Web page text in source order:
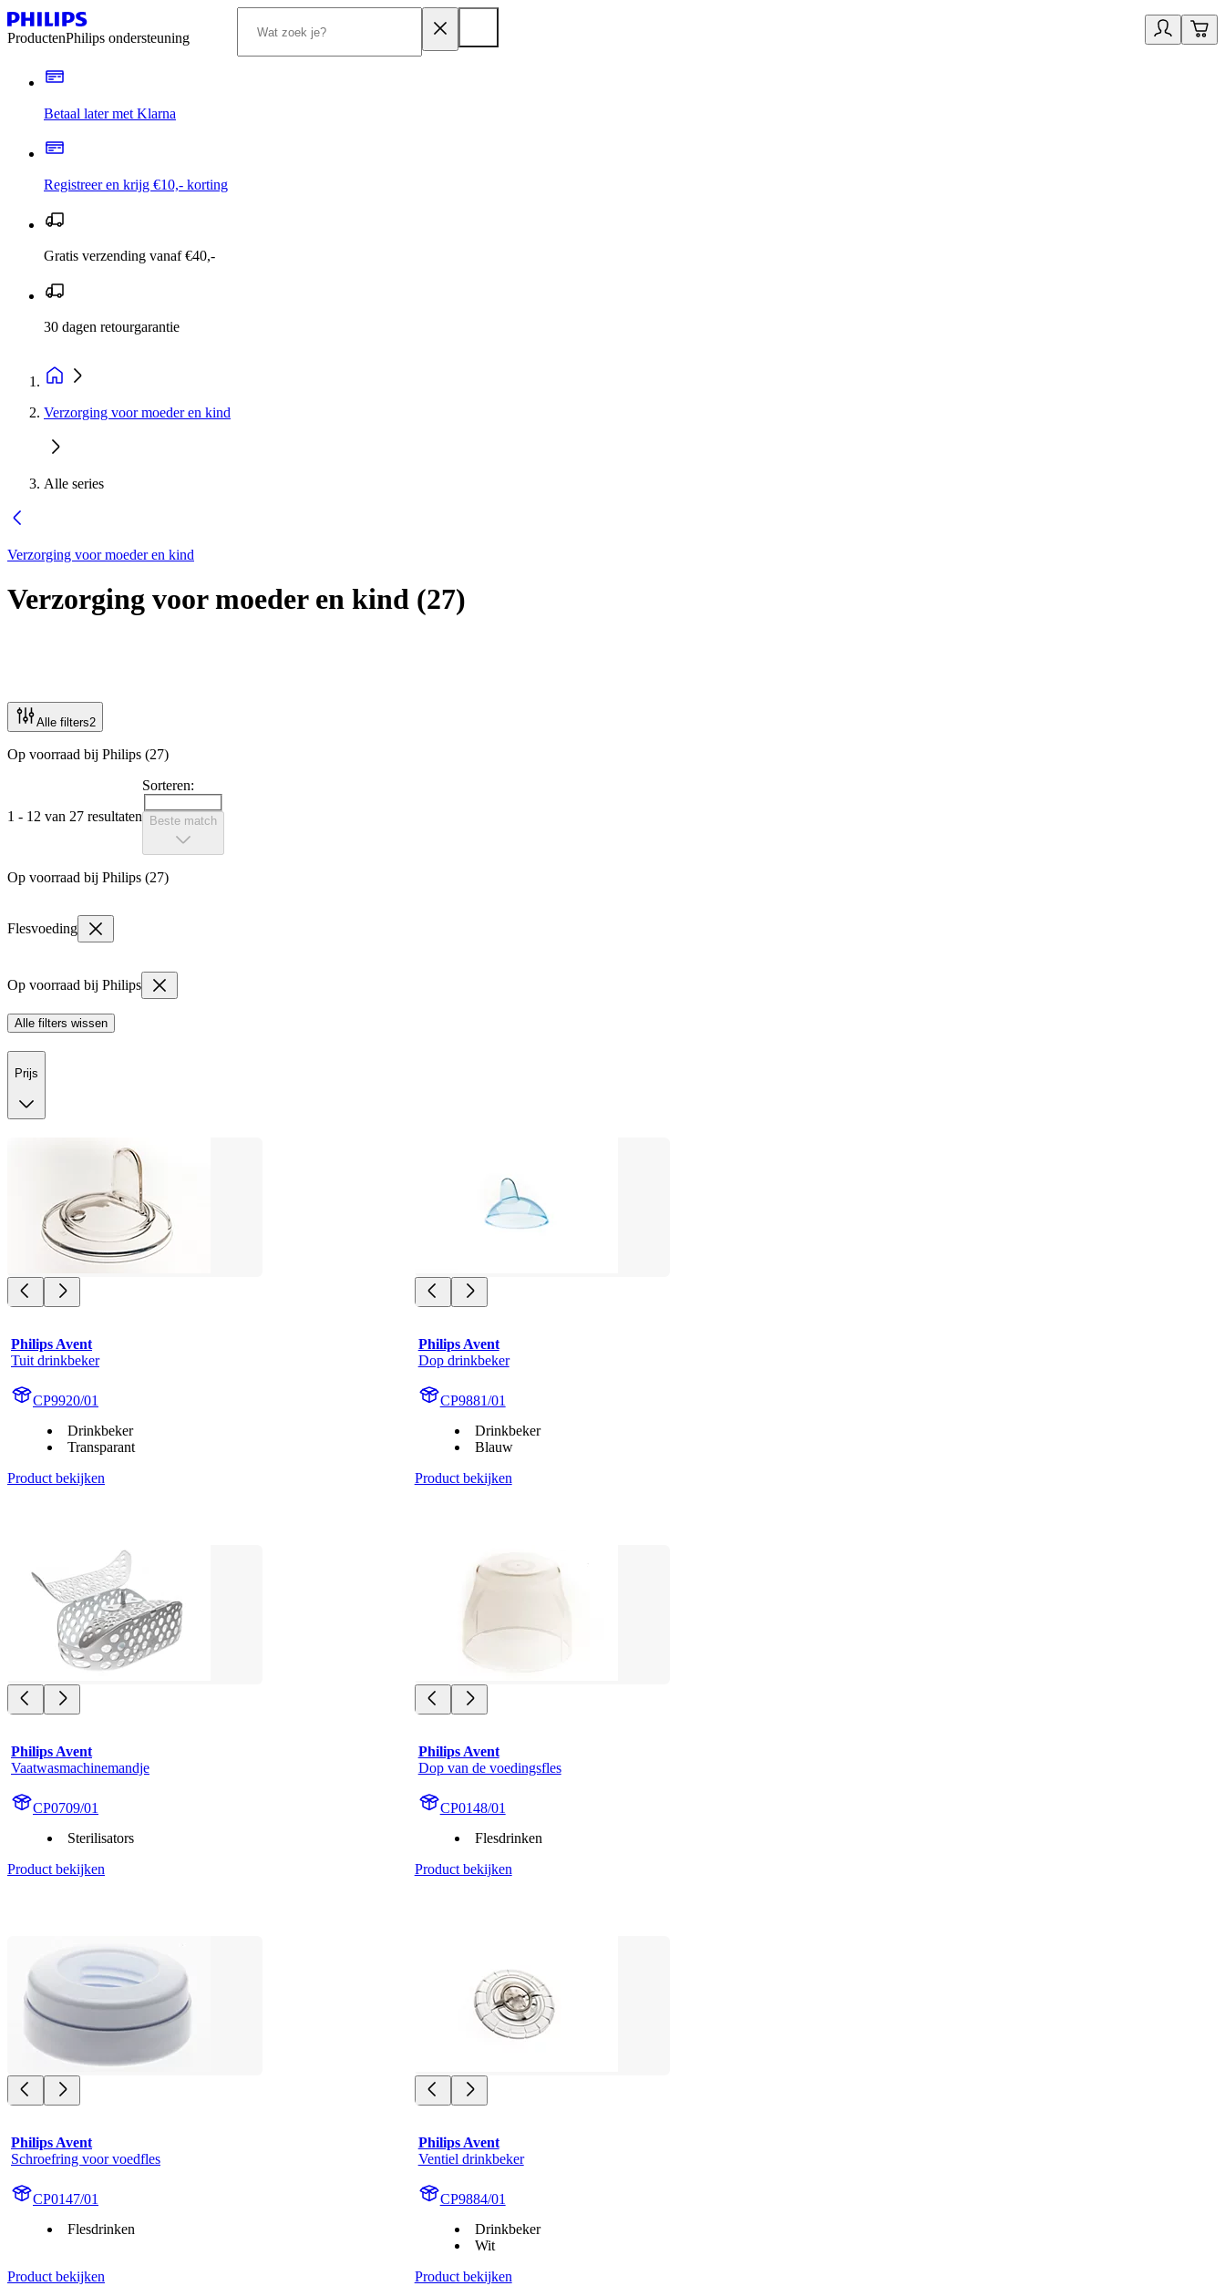
ProductenPhilips ondersteuning
Betaal later met Klarna
Registreer en krijg €10,- korting
Gratis verzending vanaf €40,-
30 dagen retourgarantie
Verzorging voor moeder en kind
Alle series
Verzorging voor moeder en kind
Verzorging voor moeder en kind (27)
Alle filters2
Op voorraad bij Philips (27)
1 - 12 van 27 resultaten
Sorteren:
Beste match
Op voorraad bij Philips (27)
Flesvoeding
Op voorraad bij Philips
Alle filters wissen
Prijs
Philips Avent
Tuit drinkbeker
CP9920/01
Drinkbeker
Transparant
Product bekijken
Philips Avent
Dop drinkbeker
CP9881/01
Drinkbeker
Blauw
Product bekijken
Philips Avent
Vaatwasmachinemandje
CP0709/01
Sterilisators
Product bekijken
Philips Avent
Dop van de voedingsfles
CP0148/01
Flesdrinken
Product bekijken
Philips Avent
Schroefring voor voedfles
CP0147/01
Flesdrinken
Product bekijken
Philips Avent
Ventiel drinkbeker
CP9884/01
Drinkbeker
Wit
Product bekijken